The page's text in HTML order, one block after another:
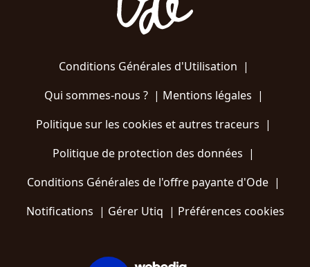
Conditions Générales d'Utilisation |
Qui sommes-nous ?| Mentions légales |
Politique sur les cookies et autres traceurs |
Politique de protection des données |
Conditions Générales de l'offre payante d'Ode |
Notifications | Gérer Utiq | Préférences cookies